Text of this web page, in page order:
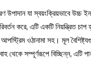
উপাদান যা স্বয়ংক্রিয়ভাবে
করে, এটি একটি নিয়ন্ত্রিত
ওঠানামা সহ। মূল
থেকে সম্পূর্ণরূপে বিচ্ছিন্ন,